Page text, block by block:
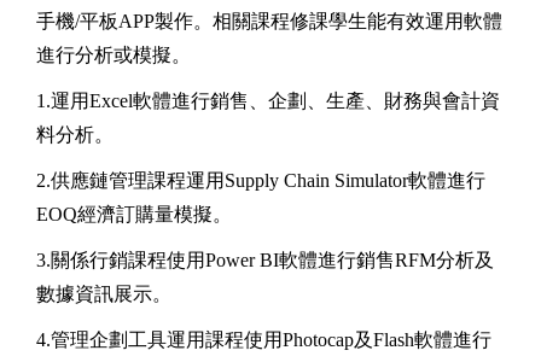
手機/平板APP製作。相關課程修課學生能有效運用軟體
進行分析或模擬。
1.運用Excel軟體進行銷售、企劃、生產、財務與會計資
料分析。
2.供應鏈管理課程運用Supply Chain Simulator軟體進行
EOQ經濟訂購量模擬。
3.關係行銷課程使用Power BI軟體進行銷售RFM分析及
數據資訊展示。
4.管理企劃工具運用課程使用Photocap及Flash軟體進行